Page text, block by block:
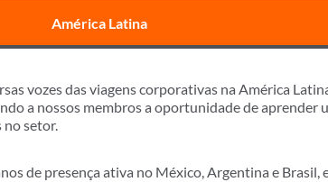
América Latina
vozes das viagens corporativas na América
a nossos membros a oportunidade de
setor.
de presença ativa no México, Argentina e